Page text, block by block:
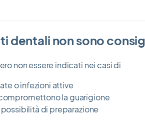
dentali non sono
non essere indicati nei casi di
o infezioni attive
la guarigione
possibilità di preparazione